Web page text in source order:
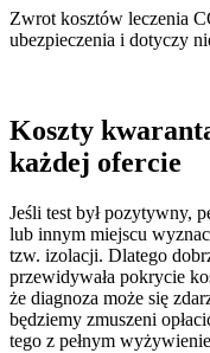
Zwrot kosztów leczenia
ubezpieczenia i dotyczy
Koszty
każdej ofercie
Jeśli test był pozytywny,
lub innym miejscu
tzw. izolacji. Dlatego
przewidywała pokrycie
że diagnoza może się
będziemy zmuszeni
tego z pełnym